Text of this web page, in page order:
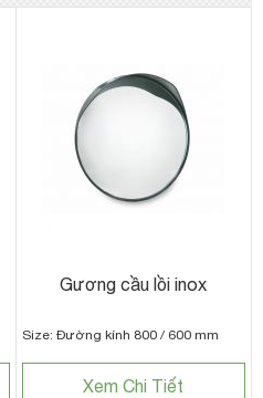
Gương cầu lồi inox
Size: Đường kính 800 / 600 mm
Xem Chi Tiết